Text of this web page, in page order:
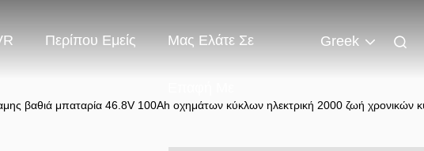
Περίπου Εμείς Μας Ελάτε Σε Greek
βαθιά μπαταρία 46.8V 100Ah οχημάτων κύκλων ηλεκτρική 2000 ζωή χρονικών